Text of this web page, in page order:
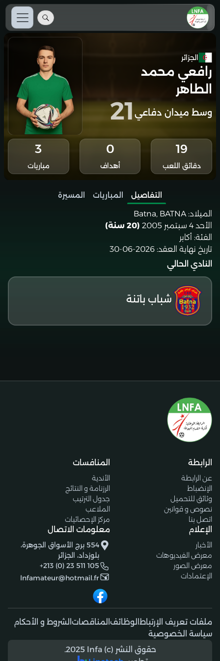
الجزائر
رافعي محمد
الطاهر
وسط ميدان دفاعي21
19
دقائق اللعب
0
أهداف
3
مباريات
التفاصيل المباريات
المسيرة
الميلاد: Batna, BATNA
الأحد 4 سبتمبر 2005
(20 سنة)
الفئة: أكابر
تاريخ نهاية العقد: 2026-06-30
النادي الحالي
شباب باتنة
الرابطة
عن الرابطة
الإنضباط
وثائق للتحميل
نصوص و قوانين
اتصل بنا
المنافسات
الأندية
الرزنامة و النتائج
جدول الترتيب
الملاعب
مركز الإحصائيات
الإعلام
الأخبار
معرض الفيديوهات
معرض الصور
الإعتمادات
معلومات الاتصال
554 برج الأسواق الجوهرة،
بلوزداد، الجزائر
+213 (0) 23 511 105
lnfamateur@hotmail.fr
ملفات تعريف الإرتباط الوظائف المناقصات الشروط و الأحكام
سياسة الخصوصية
حقوق النشر (c) 2025 lnfa.